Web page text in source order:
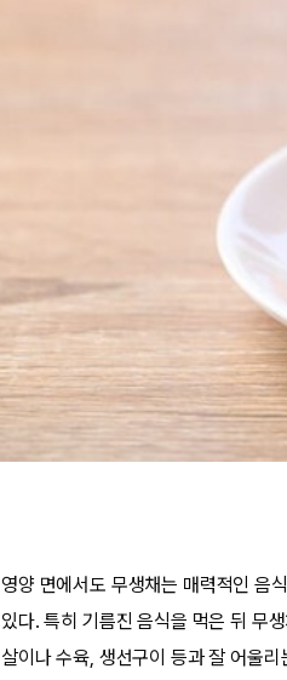
영양 면에서도 무생채는 매력적인 음
있다. 특히 기름진 음식을 먹은 뒤 무
살이나 수육, 생선구이 등과 잘 어울